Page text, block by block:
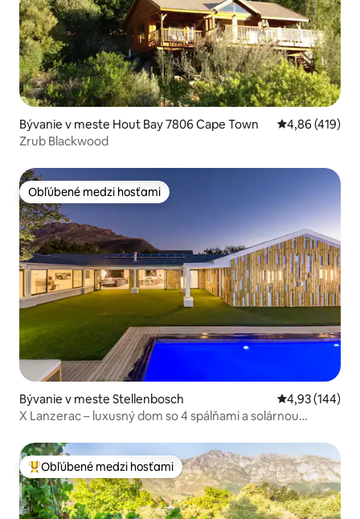
Bývanie v meste Hout Bay 7806 Cape Town Priemerné
4,86 (419)
Zrub Blackwood
Obľúbené medzi hosťami
Obľúbené medzi hosťami
Bývanie v meste Stellenbosch Priemerné
4,93 (144)
X Lanzerac – luxusný dom so 4 spálňami a solárnou
Najobľúbenejšie medzi hosťami
Obľúbené medzi hosťami